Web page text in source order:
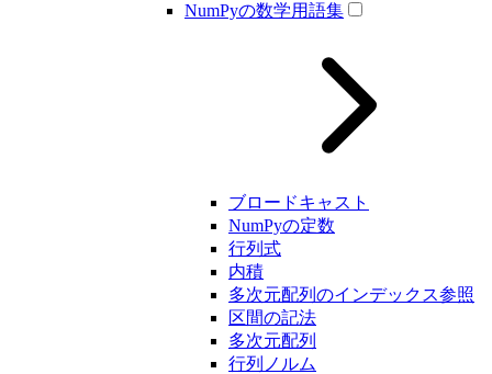
NumPyの数学用語集
ブロードキャスト
NumPyの定数
行列式
内積
多次元配列のインデックス参照
区間の記法
多次元配列
行列ノルム